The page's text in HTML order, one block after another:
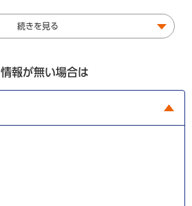
続きを見る
報が無い場合は